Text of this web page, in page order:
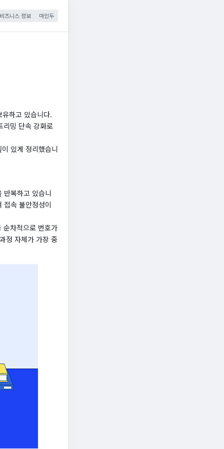
비즈니스 정보 마인두
하고 있습니다.
리밍 단속 강화로
있게 정리했습니
반복하고 있습니
속 불안정성이
차적으로 번호가
정 자체가 가장 중